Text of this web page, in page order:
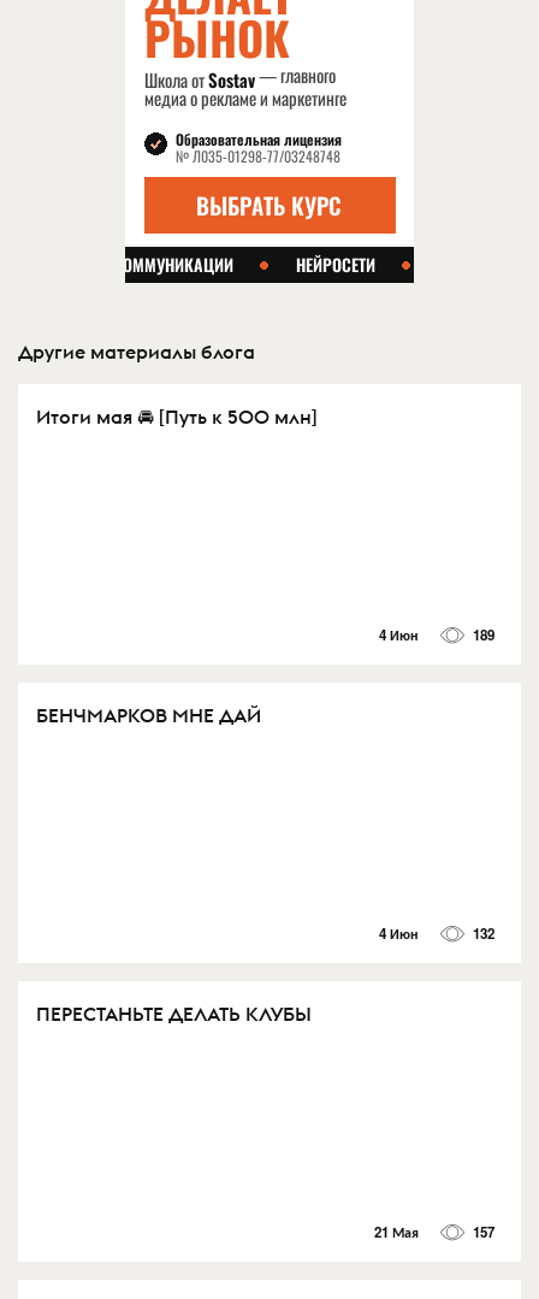
Другие материалы блога
Итоги мая 🚘 [Путь к 500 млн]
4 Июн 189
БЕНЧМАРКОВ МНЕ ДАЙ
4 Июн 132
ПЕРЕСТАНЬТЕ ДЕЛАТЬ КЛУБЫ
21 Мая 157